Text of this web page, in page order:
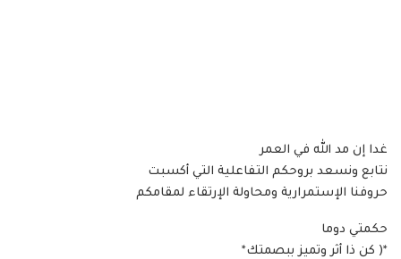
غدا إن مد الله في العمر
نتابع ونسعد بروحكم التفاعلية التي أكسبت
حروفنا الإستمرارية ومحاولة الإرتقاء لمقامكم
حكمتي دوما
*( كن ذا أثر وتميز ببصمتك*